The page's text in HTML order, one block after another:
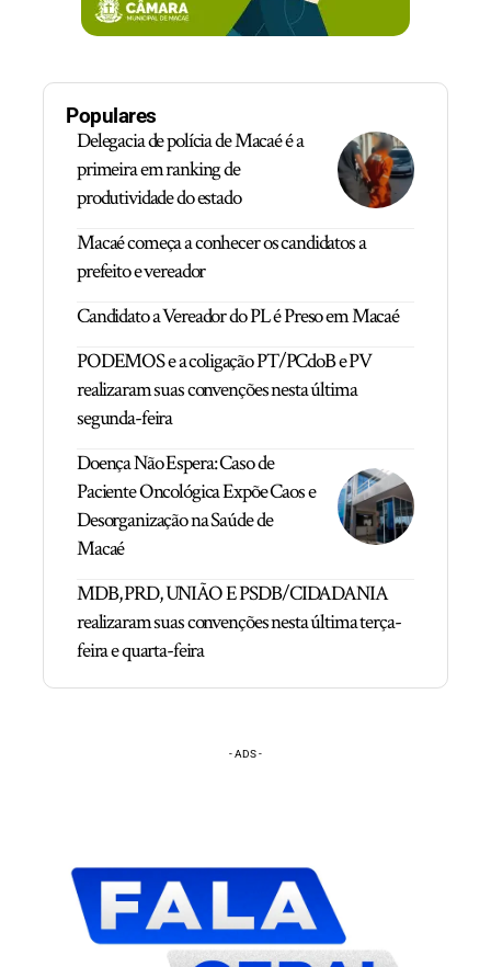
Populares
Delegacia de polícia de Macaé é a
primeira em ranking de
produtividade do estado
Macaé começa a conhecer os candidatos a
prefeito e vereador
Candidato a Vereador do PL é Preso em Macaé
PODEMOS e a coligação PT/PCdoB e PV
realizaram suas convenções nesta última
segunda-feira
Doença Não Espera: Caso de
Paciente Oncológica Expõe Caos e
Desorganização na Saúde de
Macaé
MDB, PRD, UNIÃO E PSDB/CIDADANIA
realizaram suas convenções nesta última terça-
feira e quarta-feira
- ADS -